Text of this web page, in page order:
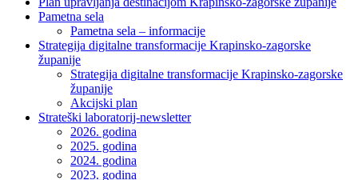
Pametna sela
Pametna sela – informacije
Strategija digitalne transformacije Krapinsko-zagorske
županije
Strategija digitalne transformacije Krapinsko-zagorske
županije
Akcijski plan
Strateški laboratorij-newsletter
2026. godina
2025. godina
2024. godina
2023. godina